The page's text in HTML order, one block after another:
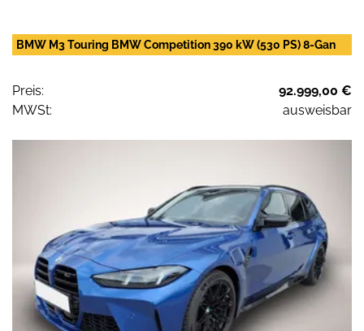
BMW M3 Touring BMW Competition 390 kW (530 PS) 8-Gan
Preis:
92.999,00 €
MWSt:
ausweisbar